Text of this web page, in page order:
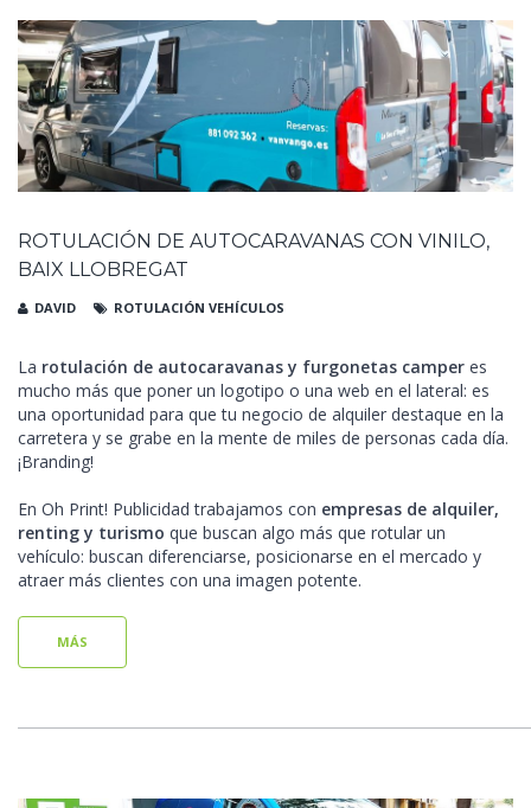
ROTULACIÓN DE AUTOCARAVANAS CON VINILO,
BAIX LLOBREGAT
DAVID ROTULACIÓN VEHÍCULOS
La rotulación de autocaravanas y furgonetas camper es
mucho más que poner un logotipo o una web en el lateral: es
una oportunidad para que tu negocio de alquiler destaque en la
carretera y se grabe en la mente de miles de personas cada día.
¡Branding!
En Oh Print! Publicidad trabajamos con empresas de alquiler,
renting y turismo que buscan algo más que rotular un
vehículo: buscan diferenciarse, posicionarse en el mercado y
atraer más clientes con una imagen potente.
MÁS